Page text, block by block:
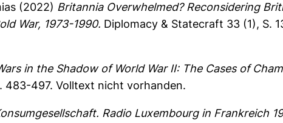
(2022) Britannia Overwhelmed? Reconsidering
War, 1973-1990. Diplomacy & Statecraft 33 (1), S.
in the Shadow of World War II: The Cases of
483-497.Volltext nicht vorhanden.
Radio Luxembourg in Frankreich